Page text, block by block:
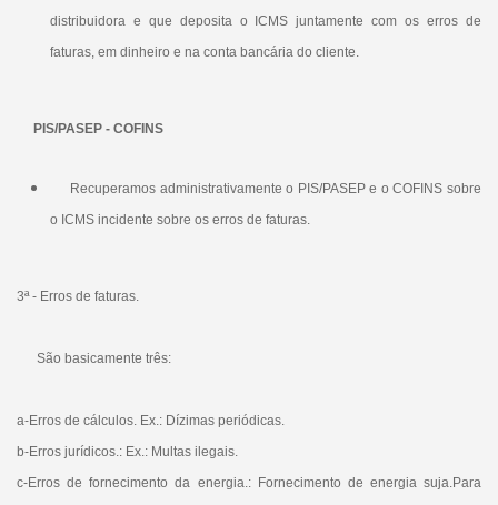
distribuidora e que deposita o ICMS juntamente com os erros de
faturas, em dinheiro e na conta bancária do cliente.
PIS/PASEP - COFINS
Recuperamos administrativamente o PIS/PASEP e o COFINS sobre
o ICMS incidente sobre os erros de faturas​.​
3ª - Erros de faturas.
São basicamente três:
a-Erros de cálculos. Ex.: Dízimas periódicas.
b-Erros jurídicos.: Ex.: Multas ilegais.
c-Erros de fornecimento da energia.: Fornecimento de energia suja.​Para